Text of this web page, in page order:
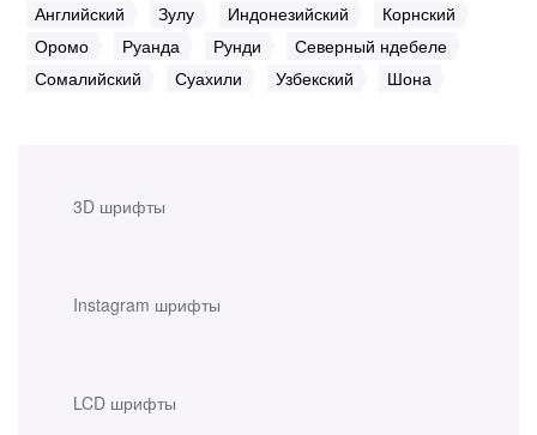
3D шрифты
Instagram шрифты
LCD шрифты
Английский Зулу Индонезийский
Корнский
Оромо
Руанда Рунди
Северный ндебеле
Сомалийский
Суахили Узбекский Шона